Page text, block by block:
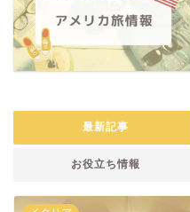
最新記事
お役立ち情報